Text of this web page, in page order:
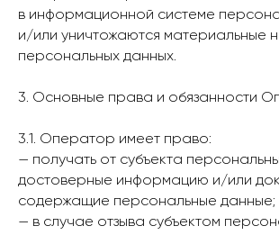
в информационной системе
и/или уничтожаются материальные
персональных данных.
3. Основные права и обязанности
3.1. Оператор имеет право:
— получать от субъекта
достоверные информацию и/или
содержащие персональные данные;
— в случае отзыва субъектом